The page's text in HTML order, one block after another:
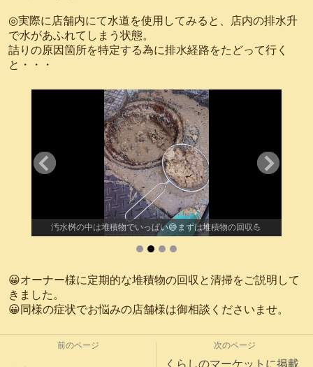
◎実際に店舗内にて水道を使用してみると、店内の排水升
で水があふれてしまう状態。
詰りの原因箇所を特定する為に排水経路をたどって行く
と・・・
汚水桝の中は堆積物でいっぱい😅まずは堆積物の回収💪
😀オーナー様に定期的な堆積物の回収と清掃をご説明して
きました。
😀同様の症状でお悩みの店舗様は御相談くださいませ。
前のページ 次のページ
くらしのマーケットに掲載